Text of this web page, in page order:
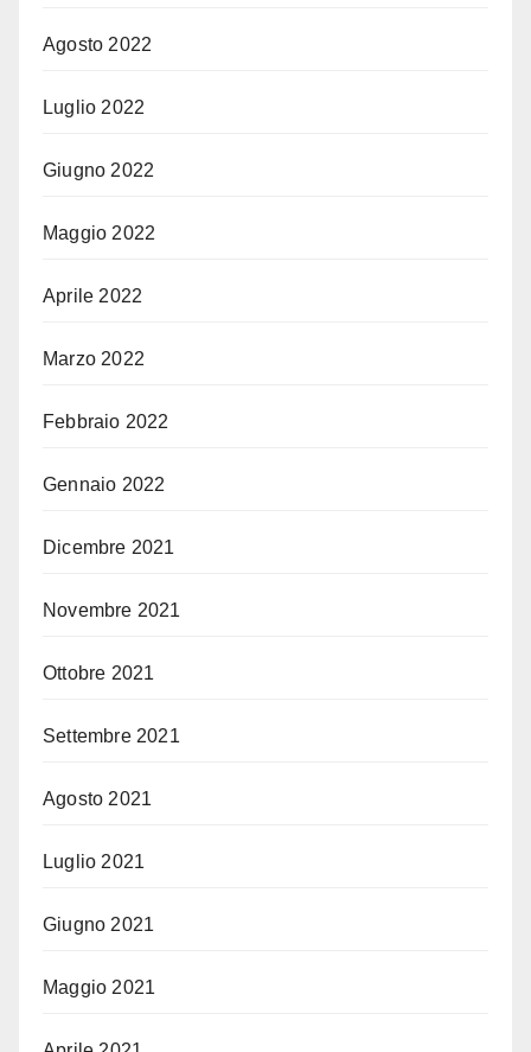
Agosto 2022
Luglio 2022
Giugno 2022
Maggio 2022
Aprile 2022
Marzo 2022
Febbraio 2022
Gennaio 2022
Dicembre 2021
Novembre 2021
Ottobre 2021
Settembre 2021
Agosto 2021
Luglio 2021
Giugno 2021
Maggio 2021